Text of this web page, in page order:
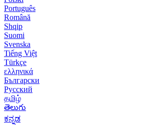
Português
Română
Shqip
Suomi
Svenska
Tiếng Việt
Türkçe
ελληνικά
Български
Русский
தமிழ்
తెలుగు
ಕನ್ನಡ